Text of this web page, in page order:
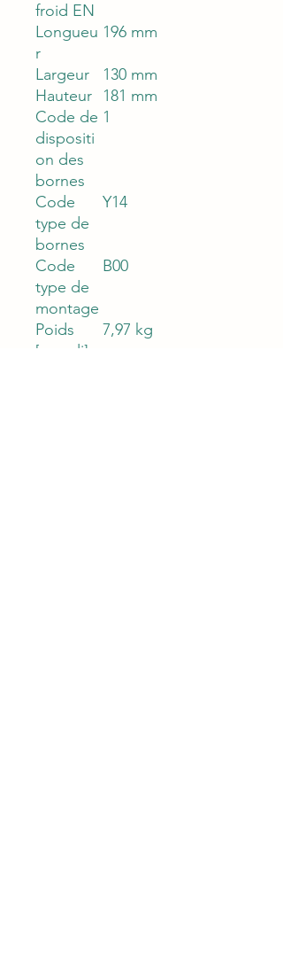
froid EN
Longueu
r
196 mm
Largeur
130 mm
Hauteur
181 mm
Code de
dispositi
on des
bornes
1
Code
type de
bornes
Y14
Code
type de
montage
B00
Poids
[rempli]
7,97 kg